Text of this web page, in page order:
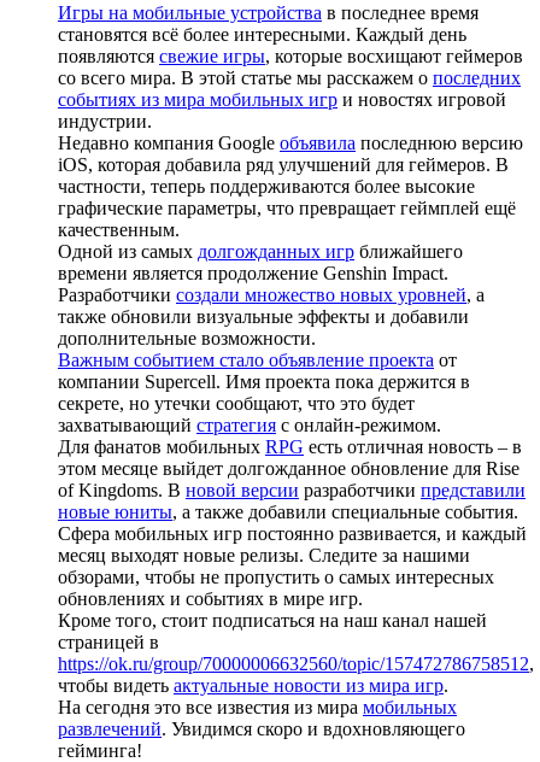
Игры на мобильные устройства в последнее время
становятся всё более интересными. Каждый день
появляются свежие игры, которые восхищают геймеров
со всего мира. В этой статье мы расскажем о последних
событиях из мира мобильных игр и новостях игровой
индустрии.
Недавно компания Google объявила последнюю версию
iOS, которая добавила ряд улучшений для геймеров. В
частности, теперь поддерживаются более высокие
графические параметры, что превращает геймплей ещё
качественным.
Одной из самых долгожданных игр ближайшего
времени является продолжение Genshin Impact.
Разработчики создали множество новых уровней, а
также обновили визуальные эффекты и добавили
дополнительные возможности.
Важным событием стало объявление проекта от
компании Supercell. Имя проекта пока держится в
секрете, но утечки сообщают, что это будет
захватывающий стратегия с онлайн-режимом.
Для фанатов мобильных RPG есть отличная новость – в
этом месяце выйдет долгожданное обновление для Rise
of Kingdoms. В новой версии разработчики представили
новые юниты, а также добавили специальные события.
Сфера мобильных игр постоянно развивается, и каждый
месяц выходят новые релизы. Следите за нашими
обзорами, чтобы не пропустить о самых интересных
обновлениях и событиях в мире игр.
Кроме того, стоит подписаться на наш канал нашей
страницей в
https://ok.ru/group/70000006632560/topic/157472786758512,
чтобы видеть актуальные новости из мира игр.
На сегодня это все известия из мира мобильных
развлечений. Увидимся скоро и вдохновляющего
гейминга!